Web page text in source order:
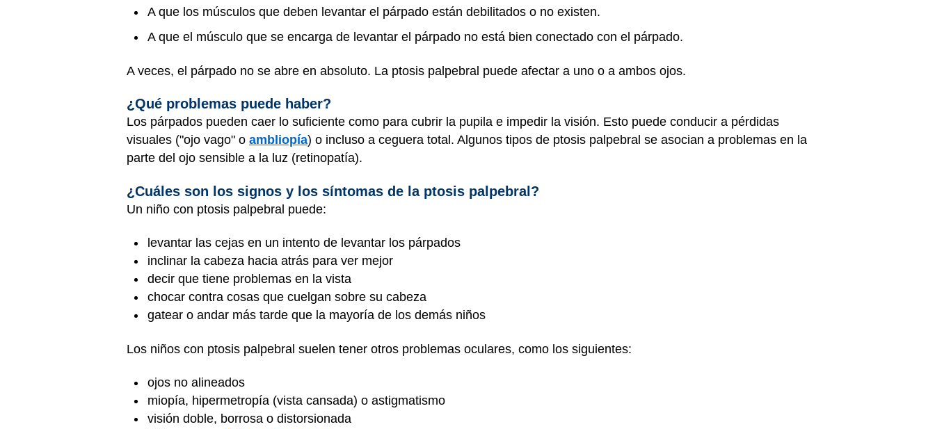
A que los músculos que deben levantar el párpado están debilitados o no existen.
A que el músculo que se encarga de levantar el párpado no está bien conectado con el párpado.
A veces, el párpado no se abre en absoluto. La ptosis palpebral puede afectar a uno o a ambos ojos.
¿Qué problemas puede haber?
Los párpados pueden caer lo suficiente como para cubrir la pupila e impedir la visión. Esto puede conducir a pérdidas
visuales ("ojo vago" o ambliopía) o incluso a ceguera total. Algunos tipos de ptosis palpebral se asocian a problemas en la
parte del ojo sensible a la luz (retinopatía).
¿Cuáles son los signos y los síntomas de la ptosis palpebral?
Un niño con ptosis palpebral puede:
levantar las cejas en un intento de levantar los párpados
inclinar la cabeza hacia atrás para ver mejor
decir que tiene problemas en la vista
chocar contra cosas que cuelgan sobre su cabeza
gatear o andar más tarde que la mayoría de los demás niños
Los niños con ptosis palpebral suelen tener otros problemas oculares, como los siguientes:
ojos no alineados
miopía, hipermetropía (vista cansada) o astigmatismo
visión doble, borrosa o distorsionada